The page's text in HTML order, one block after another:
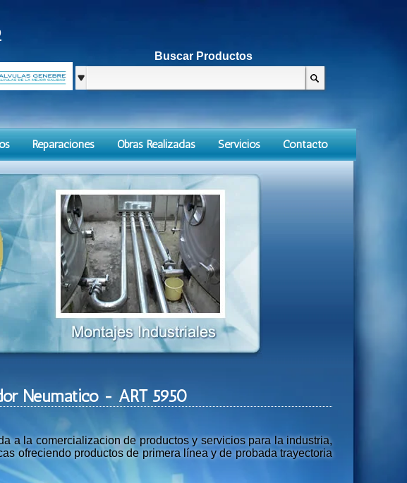
Buscar Productos
Reparaciones Obras Realizadas Servicios Contacto
Neumatico - ART 5950
a la comercializacion de productos y servicios para la industria,
ofreciendo productos de primera línea y de probada trayectoria